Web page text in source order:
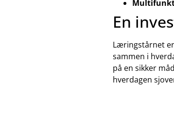
En
Læringstårnet
sammen i
på en sikker
hverdagen